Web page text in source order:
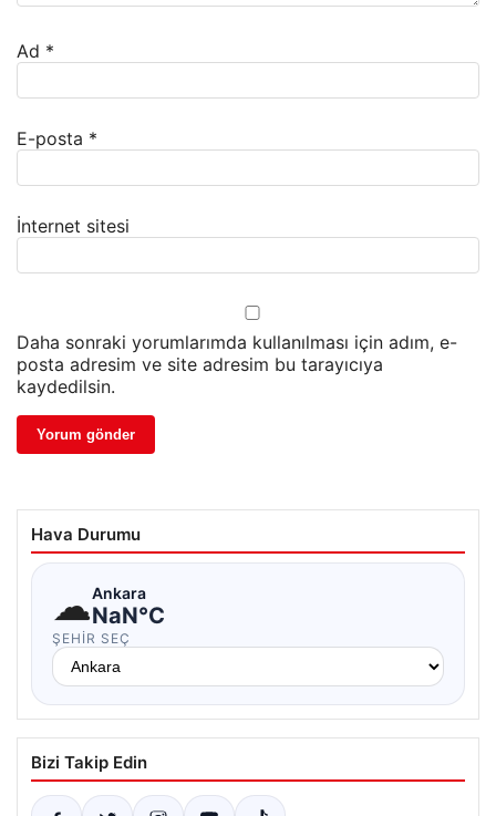
Ad *
E-posta *
İnternet sitesi
Daha sonraki yorumlarımda kullanılması için adım, e-
posta adresim ve site adresim bu tarayıcıya
kaydedilsin.
Hava Durumu
☁Ankara
NaN°C
ŞEHIR SEÇ
Bizi Takip Edin